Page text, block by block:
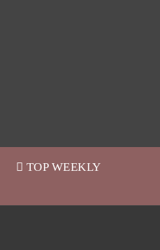
TOP WEEKLY